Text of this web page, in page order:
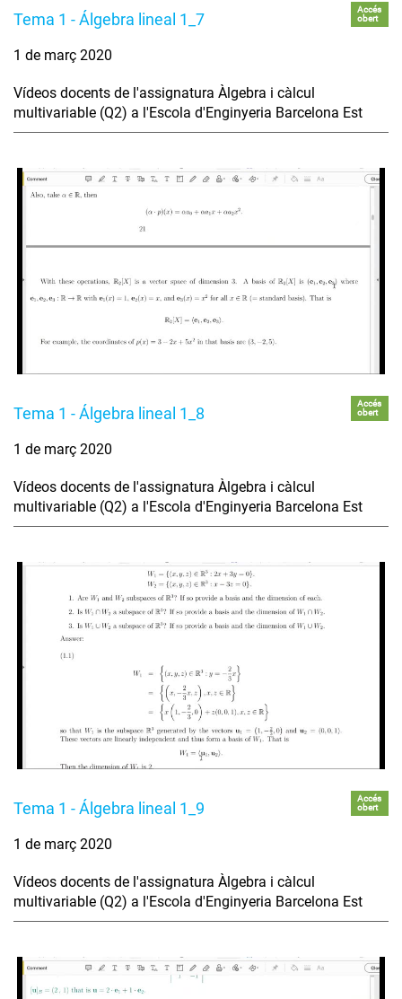
Tema 1 - Álgebra lineal 1_7
Accés
obert
1 de març 2020
Vídeos docents de l'assignatura Àlgebra i càlcul
multivariable (Q2) a l'Escola d'Enginyeria Barcelona Est
Tema 1 - Álgebra lineal 1_8
Accés
obert
1 de març 2020
Vídeos docents de l'assignatura Àlgebra i càlcul
multivariable (Q2) a l'Escola d'Enginyeria Barcelona Est
Tema 1 - Álgebra lineal 1_9
Accés
obert
1 de març 2020
Vídeos docents de l'assignatura Àlgebra i càlcul
multivariable (Q2) a l'Escola d'Enginyeria Barcelona Est